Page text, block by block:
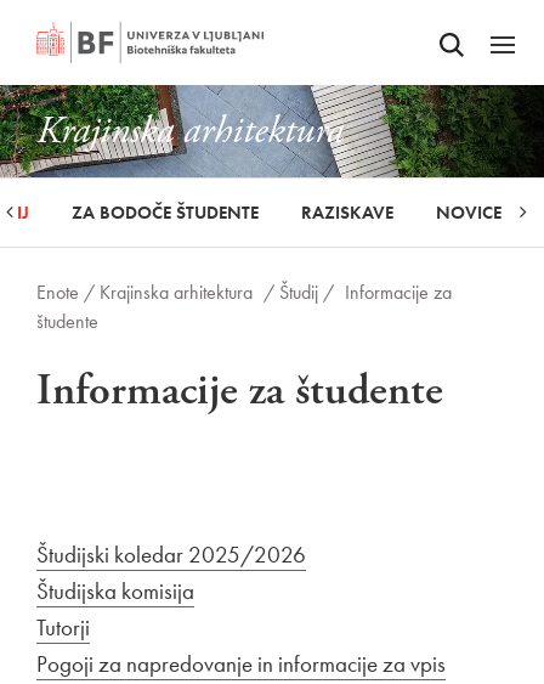
Odpri iskalnik
Odpri
Krajinska arhitektura
ZA BODOČE ŠTUDENTE RAZISKAVE NOVICE
Enote / Krajinska arhitektura / Študij / Informacije za
študente
Informacije za študente
Povezava na dokument
Študijski koledar 2025/2026
Študijska komisija
Tutorji
Pogoji za napredovanje in informacije za vpis